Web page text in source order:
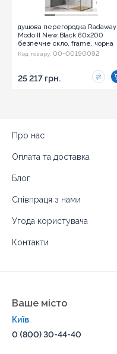
душова перегородка Radaway
Modo II New Black 60x200
безпечне скло, frame, чорна
(389064-54-56)
Код товару: 00-00190092
25 217 грн.
Про нас
Оплата та доставка
Блог
Співпраця з нами
Угода користувача
Контакти
Ваше місто
Київ
0 (800) 30-44-40